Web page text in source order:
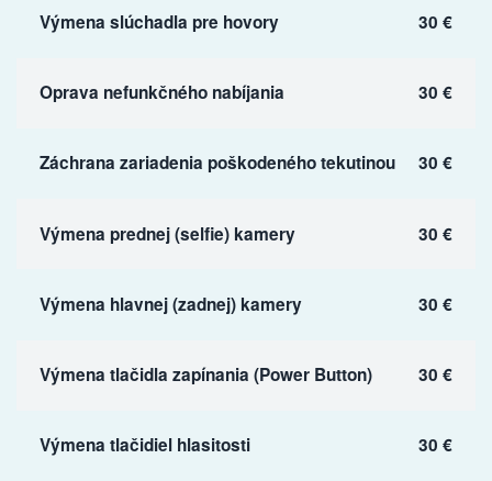
Výmena slúchadla pre hovory 30 €
Oprava nefunkčného nabíjania 30 €
Záchrana zariadenia poškodeného tekutinou 30 €
Výmena prednej (selfie) kamery 30 €
Výmena hlavnej (zadnej) kamery 30 €
Výmena tlačidla zapínania (Power Button) 30 €
Výmena tlačidiel hlasitosti 30 €